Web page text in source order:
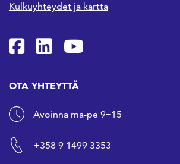
Kulkuyhteydet ja kartta
SFS Facebookissa
SFS Linkedinissä
SFS Youtubessa
OTA YHTEYTTÄ
Avoinna ma-pe 9−15
+358 9 1499 3353